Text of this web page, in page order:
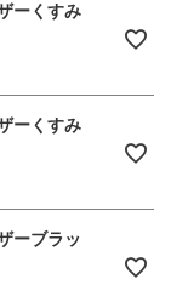
ーくすみ
ーくすみ
ーブラッ